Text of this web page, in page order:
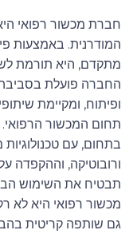
חברת מכשור רפואי
המודרנית. באמצעות
מתקדם, היא תורמת
החברה פועלת
ופיתוח, ומקיימת
תחום המכשור
בתחום, עם
ורובוטיקה, וההקפדה
תבטיח את השימוש
מכשור רפואי היא לא
גם שותפה קריטית